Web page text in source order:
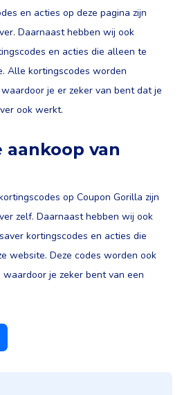
en acties op deze pagina zijn
Daarnaast hebben wij ook
en acties die alleen te
Alle kortingscodes worden
je er zeker van bent dat je
ook werkt.
aankoop van
op Coupon Gorilla zijn
zelf. Daarnaast hebben wij ook
kortingscodes en acties die
website. Deze codes worden ook
je zeker bent van een